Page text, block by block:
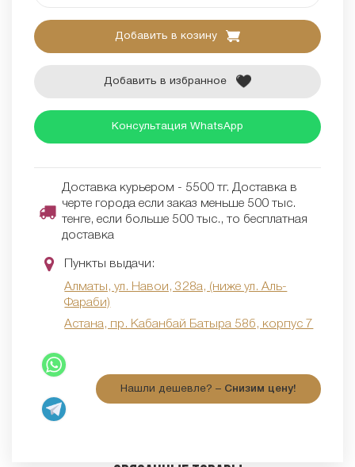
Добавить в козину
Добавить в избранное
Консультация WhatsApp
Доставка курьером - 5500 тг. Доставка в
черте города если заказ меньше 500 тыс.
тенге, если больше 500 тыс., то бесплатная
доставка
Пункты выдачи:
Алматы, ул. Навои, 328а, (ниже ул. Аль-
Фараби)
Астана, пр. Кабанбай Батыра 58б, корпус 7
Нашли дешевле? – Снизим цену!